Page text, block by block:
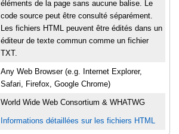
éléments de la page sans aucune balise. Le
code source peut être consulté séparément.
Les fichiers HTML peuvent être édités dans un
éditeur de texte commun comme un fichier
TXT.
Any Web Browser (e.g. Internet Explorer,
Safari, Firefox, Google Chrome)
World Wide Web Consortium & WHATWG
Informations détaillées sur les fichiers HTML